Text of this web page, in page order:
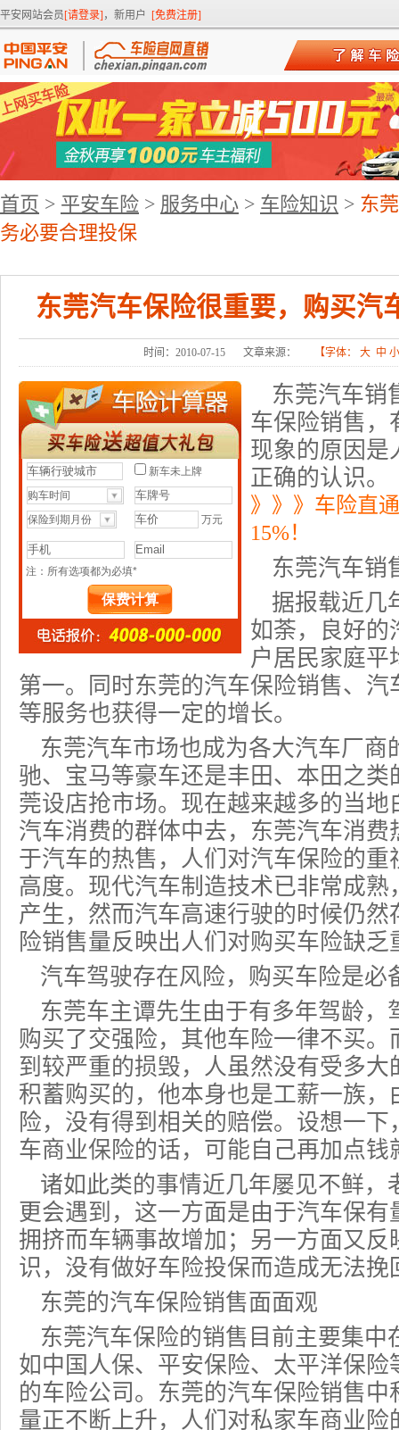
平安网站会员[请登录] ，新用户 [免费注册]
首页 > 平安车险 > 服务中心 > 车险知识 > 东
务必要合理投保
东莞汽车保险很重要，购买汽
时间：2010-07-15 文章来源： 【字体： 大 中 小
东莞汽车销
车保险销售，
现象的原因是
正确的认识。
》》》车险直
15%！
东莞汽车销
据报载近几
如荼，良好的
户居民家庭平
第一。同时东莞的汽车保险销售、
等服务也获得一定的增长。
东莞汽车市场也成为各大汽车厂商
驰、宝马等豪车还是丰田、本田之
莞设店抢市场。现在越来越多的当
汽车消费的群体中去，东莞汽车消
于汽车的热售，人们对汽车保险的
高度。现代汽车制造技术已非常成
产生，然而汽车高速行驶的时候仍
险销售量反映出人们对购买车险缺乏
汽车驾驶存在风险，购买车险是必
东莞车主谭先生由于有多年驾龄，
购买了交强险，其他车险一律不买。
到较严重的损毁，人虽然没有受多
积蓄购买的，他本身也是工薪一族
险，没有得到相关的赔偿。设想一
车商业保险的话，可能自己再加点钱
诸如此类的事情近几年屡见不鲜，
更会遇到，这一方面是由于汽车保
拥挤而车辆事故增加；另一方面又
识，没有做好车险投保而造成无法挽
东莞的汽车保险销售面面观
东莞汽车保险的销售目前主要集中
如中国人保、 平安保险、太平洋保险
的车险公司。东莞的汽车保险销售
量正不断上升，人们对私家车商业